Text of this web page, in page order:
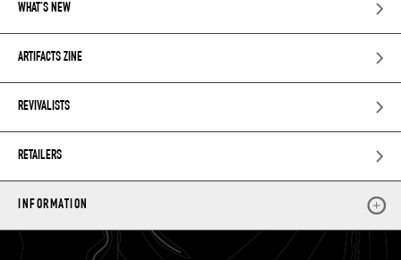
WHAT’S NEW
ARTIFACTS ZINE
REVIVALISTS
RETAILERS
INFORMATION